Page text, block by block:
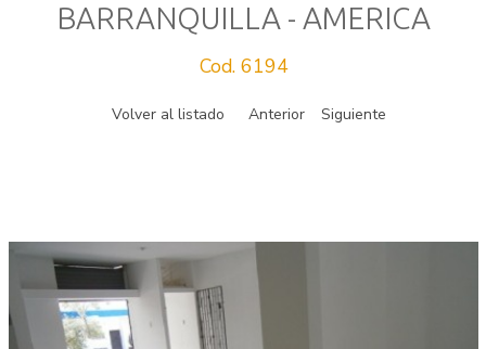
BARRANQUILLA - AMERICA
Cod. 6194
Volver al listado Anterior Siguiente